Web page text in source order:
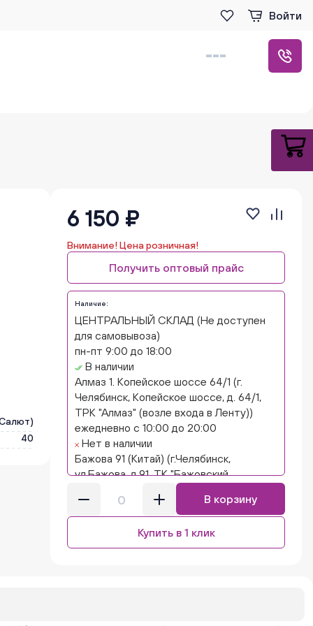
Войти
40
6 150 ₽
Внимание! Цена розничная!
Получить оптовый прайс
Наличие:
ЦЕНТРАЛЬНЫЙ СКЛАД (Не доступен
для самовывоза)
пн-пт 9:00 до 18:00
В наличии
Алмаз 1. Копейское шоссе 64/1 (г.
Челябинск, Копейское шоссе, д. 64/1,
ТРК "Алмаз" (возле входа в Ленту))
ежедневно с 10:00 до 20:00
Нет в наличии
Бажова 91 (Китай) (г.Челябинск,
ул.Бажова, д.91, ТК "Бажовский,
островок "Кисло-сладкий Ниндзя")
ежедневно с 10:00 до 20:00
Нет в наличии
Бажова 91 Цветы (г. Челябинск,
ул.Бажова, д91/1 (на парковке))
В корзину
Купить в 1 клик